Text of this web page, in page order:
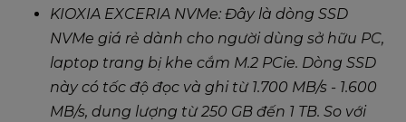
KIOXIA EXCERIA NVMe: Đây là dòng SSD
NVMe giá rẻ dành cho người dùng sở hữu PC,
laptop trang bị khe cắm M.2 PCie. Dòng SSD
này có tốc độ đọc và ghi từ 1.700 MB/s - 1.600
MB/s, dung lượng từ 250 GB đến 1 TB. So với